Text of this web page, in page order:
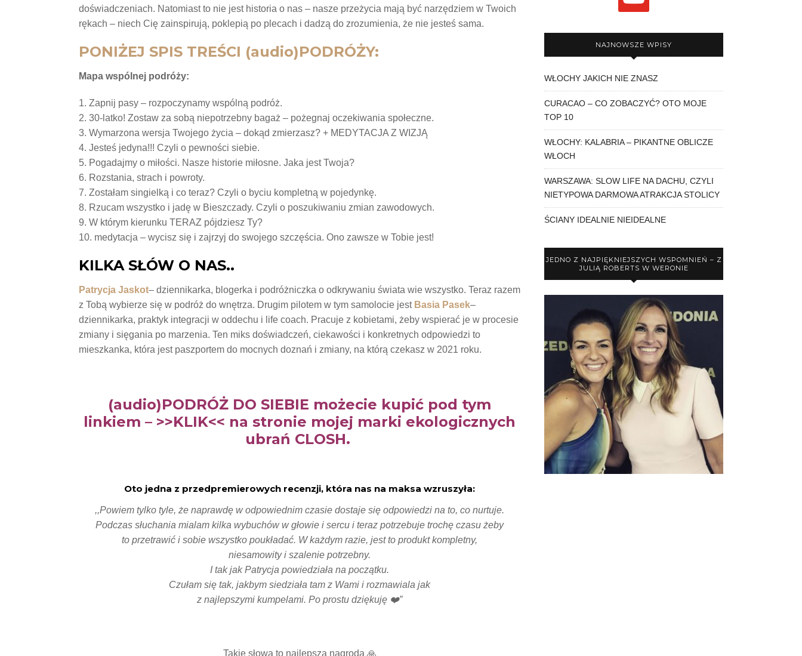
doświadczeniach. Natomiast to nie jest historia o nas – nasze przeżycia mają być narzędziem w Twoich
rękach – niech Cię zainspirują, poklepią po plecach i dadzą do zrozumienia, że nie jesteś sama.
PONIŻEJ SPIS TREŚCI (audio)PODRÓŻY:
Mapa wspólnej podróży:
1. Zapnij pasy – rozpoczynamy wspólną podróż.
2. 30-latko! Zostaw za sobą niepotrzebny bagaż – pożegnaj oczekiwania społeczne.
3. Wymarzona wersja Twojego życia – dokąd zmierzasz? + MEDYTACJA Z WIZJĄ
4. Jesteś jedyna!!! Czyli o pewności siebie.
5. Pogadajmy o miłości. Nasze historie miłosne. Jaka jest Twoja?
6. Rozstania, strach i powroty.
7. Zostałam singielką i co teraz? Czyli o byciu kompletną w pojedynkę.
8. Rzucam wszystko i jadę w Bieszczady. Czyli o poszukiwaniu zmian zawodowych.
9. W którym kierunku TERAZ pójdziesz Ty?
10. medytacja – wycisz się i zajrzyj do swojego szczęścia. Ono zawsze w Tobie jest!
KILKA SŁÓW O NAS..
Patrycja Jaskot– dziennikarka, blogerka i podróżniczka o odkrywaniu świata wie wszystko. Teraz razem
z Tobą wybierze się w podróż do wnętrza. Drugim pilotem w tym samolocie jest Basia Pasek–
dziennikarka, praktyk integracji w oddechu i life coach. Pracuje z kobietami, żeby wspierać je w procesie
zmiany i sięgania po marzenia. Ten miks doświadczeń, ciekawości i konkretnych odpowiedzi to
mieszkanka, która jest paszportem do mocnych doznań i zmiany, na którą czekasz w 2021 roku.
(audio)PODRÓŻ DO SIEBIE możecie kupić pod tym
linkiem – >>KLIK<< na stronie mojej marki ekologicznych
ubrań CLOSH.
Oto jedna z przedpremierowych recenzji, która nas na maksa wzruszyła:
,,Powiem tylko tyle, że naprawdę w odpowiednim czasie dostaje się odpowiedzi na to, co nurtuje.
Podczas słuchania mialam kilka wybuchów w głowie i sercu i teraz potrzebuje trochę czasu żeby
to przetrawić i sobie wszystko poukładać. W każdym razie, jest to produkt kompletny,
niesamowity i szalenie potrzebny.
I tak jak Patrycja powiedziała na początku.
Czułam się tak, jakbym siedziała tam z Wami i rozmawiala jak
z najlepszymi kumpelami. Po prostu dziękuję ❤️”
Takie słowa to najlepsza nagroda 🙏
NAJNOWSZE WPISY
WŁOCHY JAKICH NIE ZNASZ
CURACAO – CO ZOBACZYĆ? OTO MOJE
TOP 10
WŁOCHY: KALABRIA – PIKANTNE OBLICZE
WŁOCH
WARSZAWA: SLOW LIFE NA DACHU, CZYLI
NIETYPOWA DARMOWA ATRAKCJA STOLICY
ŚCIANY IDEALNIE NIEIDEALNE
JEDNO Z NAJPIĘKNIEJSZYCH WSPOMNIEŃ – Z
JULIĄ ROBERTS W WERONIE